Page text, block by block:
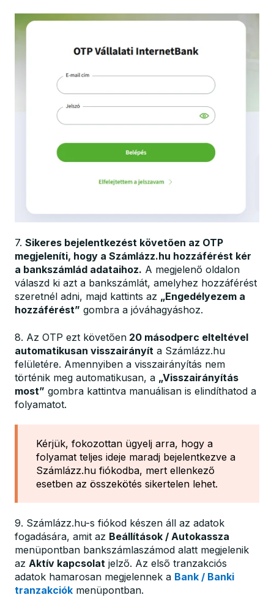
7. Sikeres bejelentkezést követően az OTP
megjeleníti, hogy a Számlázz.hu hozzáférést kér
a bankszámlád adataihoz. A megjelenő oldalon
válaszd ki azt a bankszámlát, amelyhez hozzáférést
szeretnél adni, majd kattints az „Engedélyezem a
hozzáférést” gombra a jóváhagyáshoz.
8. Az OTP ezt követően 20 másodperc elteltével
automatikusan visszairányít a Számlázz.hu
felületére. Amennyiben a visszairányítás nem
történik meg automatikusan, a „Visszairányítás
most” gombra kattintva manuálisan is elindíthatod a
folyamatot.
Kérjük, fokozottan ügyelj arra, hogy a
folyamat teljes ideje maradj bejelentkezve a
Számlázz.hu fiókodba, mert ellenkező
esetben az összekötés sikertelen lehet.
9. Számlázz.hu-s fiókod készen áll az adatok
fogadására, amit az Beállítások / Autokassza
menüpontban bankszámlaszámod alatt megjelenik
az Aktív kapcsolat jelző. Az első tranzakciós
adatok hamarosan megjelennek a Bank / Banki
tranzakciók menüpontban.